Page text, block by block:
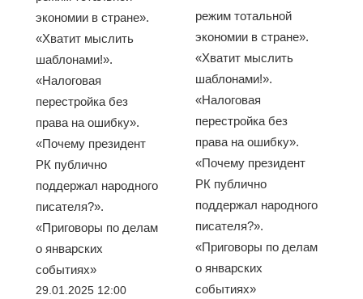
экономии в стране».
«Хватит мыслить
шаблонами!».
«Налоговая
перестройка без
права на ошибку».
«Почему президент
РК публично
поддержал народного
писателя?».
«Приговоры по делам
о январских
событиях»
29.01.2025 12:00
режим тотальной
экономии в стране».
«Хватит мыслить
шаблонами!».
«Налоговая
перестройка без
права на ошибку».
«Почему президент
РК публично
поддержал народного
писателя?».
«Приговоры по делам
о январских
событиях»